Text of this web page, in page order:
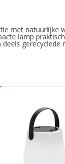
met natuurlijke
lamp
gerecyclede